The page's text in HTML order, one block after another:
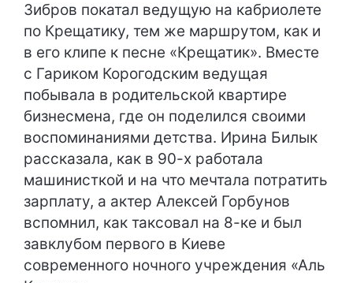
Зибров покатал ведущую на кабриолете
по Крещатику, тем же маршрутом, как и
в его клипе к песне «Крещатик». Вместе
с Гариком Корогодским ведущая
побывала в родительской квартире
бизнесмена, где он поделился своими
воспоминаниями детства. Ирина Билык
рассказала, как в 90-х работала
машинисткой и на что мечтала потратить
зарплату, а актер Алексей Горбунов
вспомнил, как таксовал на 8-ке и был
завклубом первого в Киеве
современного ночного учреждения «Аль